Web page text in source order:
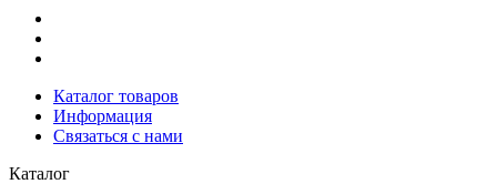
Каталог товаров
Информация
Связаться с нами
Каталог